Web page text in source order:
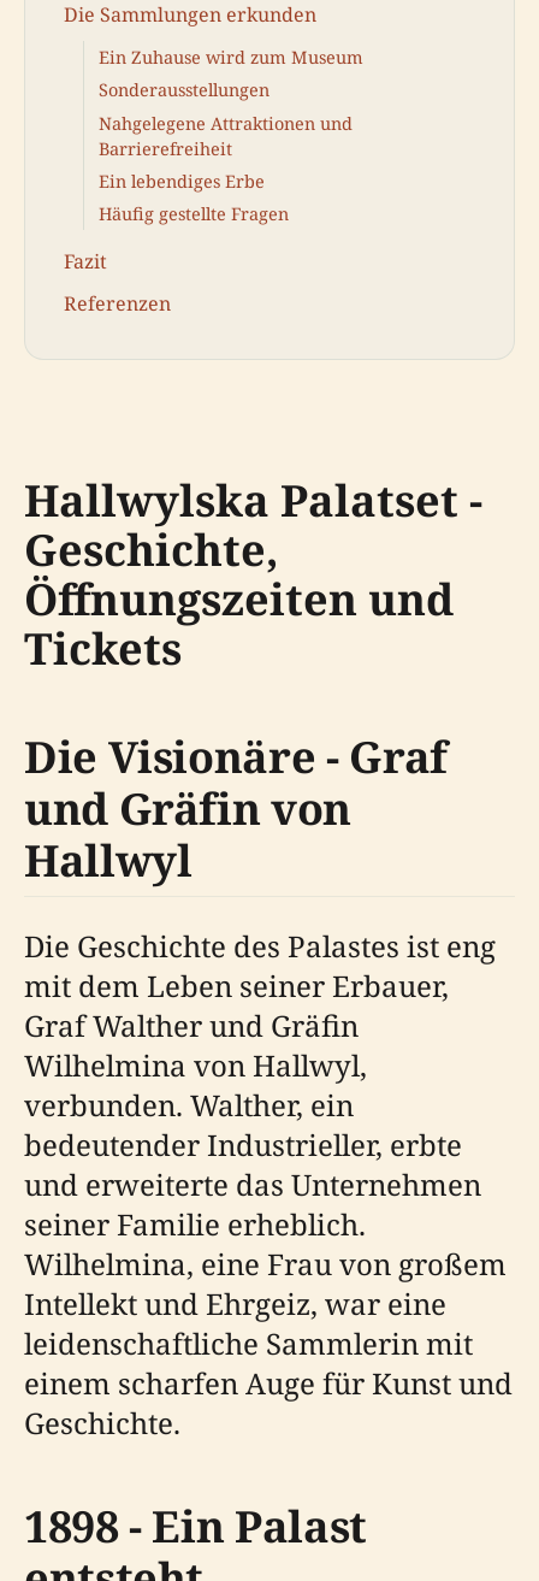
Die Sammlungen erkunden
Ein Zuhause wird zum Museum
Sonderausstellungen
Nahgelegene Attraktionen und
Barrierefreiheit
Ein lebendiges Erbe
Häufig gestellte Fragen
Fazit
Referenzen
Hallwylska Palatset -
Geschichte,
Öffnungszeiten und
Tickets
Die Visionäre - Graf
und Gräfin von
Hallwyl
Die Geschichte des Palastes ist eng
mit dem Leben seiner Erbauer,
Graf Walther und Gräfin
Wilhelmina von Hallwyl,
verbunden. Walther, ein
bedeutender Industrieller, erbte
und erweiterte das Unternehmen
seiner Familie erheblich.
Wilhelmina, eine Frau von großem
Intellekt und Ehrgeiz, war eine
leidenschaftliche Sammlerin mit
einem scharfen Auge für Kunst und
Geschichte.
1898 - Ein Palast